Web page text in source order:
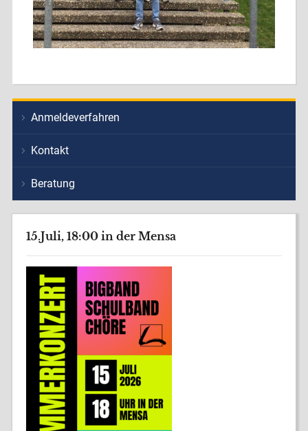
Anmeldeverfahren
Kontakt
Beratung
15.Juli, 18:00 in der Mensa